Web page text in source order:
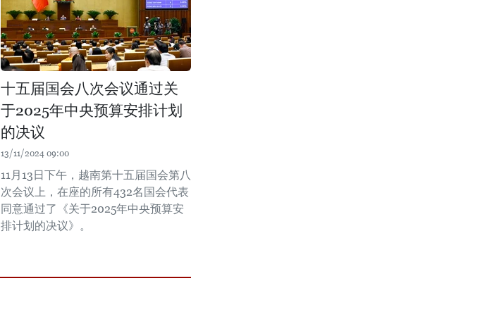
十五届国会八次会议通过关
于2025年中央预算安排计划
的决议
13/11/2024 09:00
11月13日下午，越南第十五届国会第八
次会议上，在座的所有432名国会代表
同意通过了《关于2025年中央预算安
排计划的决议》。